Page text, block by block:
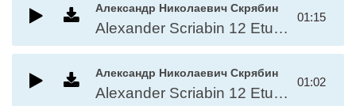
Александр Николаевич Скрябин
Alexander Scriabin 12 Etudes, Op.8 - No.1 in C#
01:15
Александр Николаевич Скрябин
Alexander Scriabin 12 Etudes, Op.11 - No.4 in B
01:02